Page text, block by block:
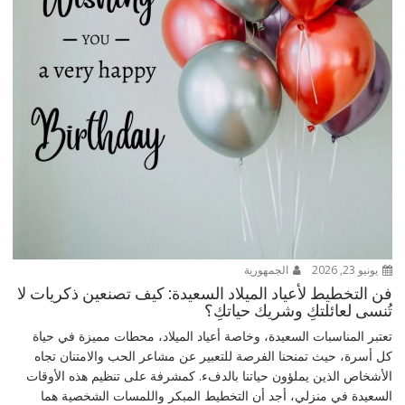
يونيو 23, 2026 الجمهورية
فن التخطيط لأعياد الميلاد السعيدة: كيف تصنعين ذكريات لا
تُنسى لعائلتكِ وشريك حياتكِ؟
تعتبر المناسبات السعيدة، وخاصة أعياد الميلاد، محطات مميزة في حياة
كل أسرة، حيث تمنحنا الفرصة للتعبير عن مشاعر الحب والامتنان تجاه
الأشخاص الذين يملؤون حياتنا بالدفء. كمشرفة على تنظيم هذه الأوقات
السعيدة في منزلي، أجد أن التخطيط المبكر واللمسات الشخصية هما